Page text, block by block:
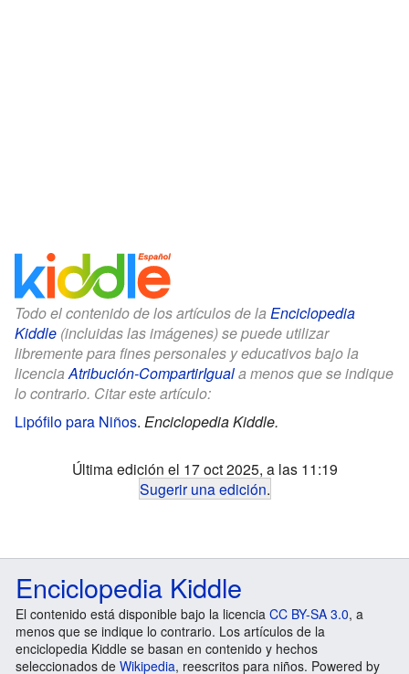
Todo el contenido de los artículos de la Enciclopedia
Kiddle (incluidas las imágenes) se puede utilizar
libremente para fines personales y educativos bajo la
licencia Atribución-CompartirIguala menos que se indique
lo contrario. Citar este artículo:
Lipófilo para Niños. Enciclopedia Kiddle.
Última edición el 17 oct 2025, a las 11:19
Sugerir una edición.
Enciclopedia Kiddle
El contenido está disponible bajo la licencia CC BY-SA 3.0, a
menos que se indique lo contrario. Los artículos de la
enciclopedia Kiddle se basan en contenido y hechos
seleccionados de Wikipedia, reescritos para niños. Powered by